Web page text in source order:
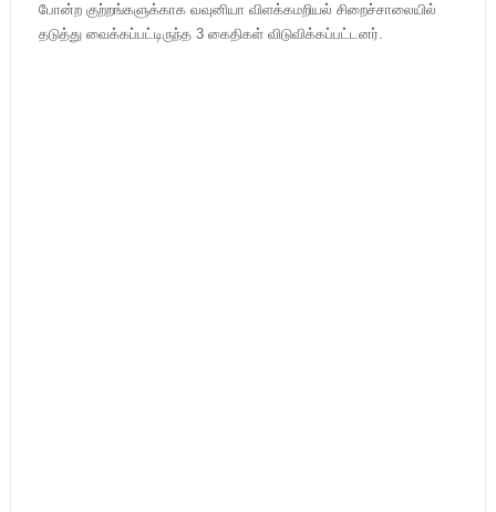
போன்ற குற்றங்களுக்காக வவுனியா விளக்கமறியல் சிறைச்சாலையில்
தடுத்து வைக்கப்பட்டிருந்த 3 கைதிகள் விடுவிக்கப்பட்டனர்.